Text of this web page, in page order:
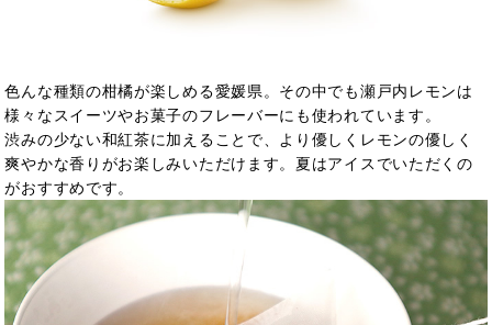
色んな種類の柑橘が楽しめる愛媛県。その中でも瀬戸内レモンは
様々なスイーツやお菓子のフレーバーにも使われています。
渋みの少ない和紅茶に加えることで、より優しくレモンの優しく
爽やかな香りがお楽しみいただけます。夏はアイスでいただくの
がおすすめです。